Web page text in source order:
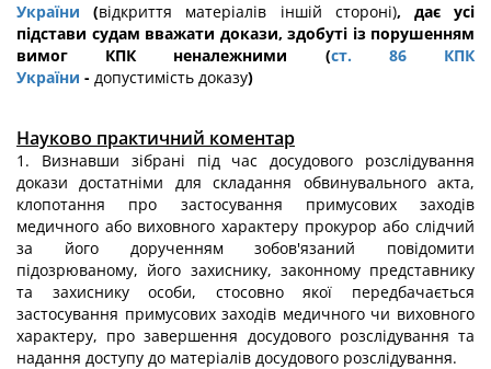
України (відкриття матеріалів іншій стороні), дає усі
підстави судам вважати докази, здобуті із порушенням
вимог КПК неналежними (ст. 86 КПК
України - допустимість доказу)
Науково практичний коментар
1. Визнавши зібрані під час досудового розслідування
докази достатніми для складання обвинувального акта,
клопотання про застосування примусових заходів
медичного або виховного характеру прокурор або слідчий
за його дорученням зобов'язаний повідомити
підозрюваному, його захиснику, законному представнику
та захиснику особи, стосовно якої передбачається
застосування примусових заходів медичного чи виховного
характеру, про завершення досудового розслідування та
надання доступу до матеріалів досудового розслідування.